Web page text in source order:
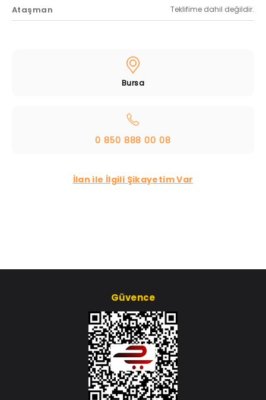
Ataşman Teklifime dahil değildir.
Bursa
0 850 888 00 08
İlan ile İlgili Şikayetim Var
Güvence